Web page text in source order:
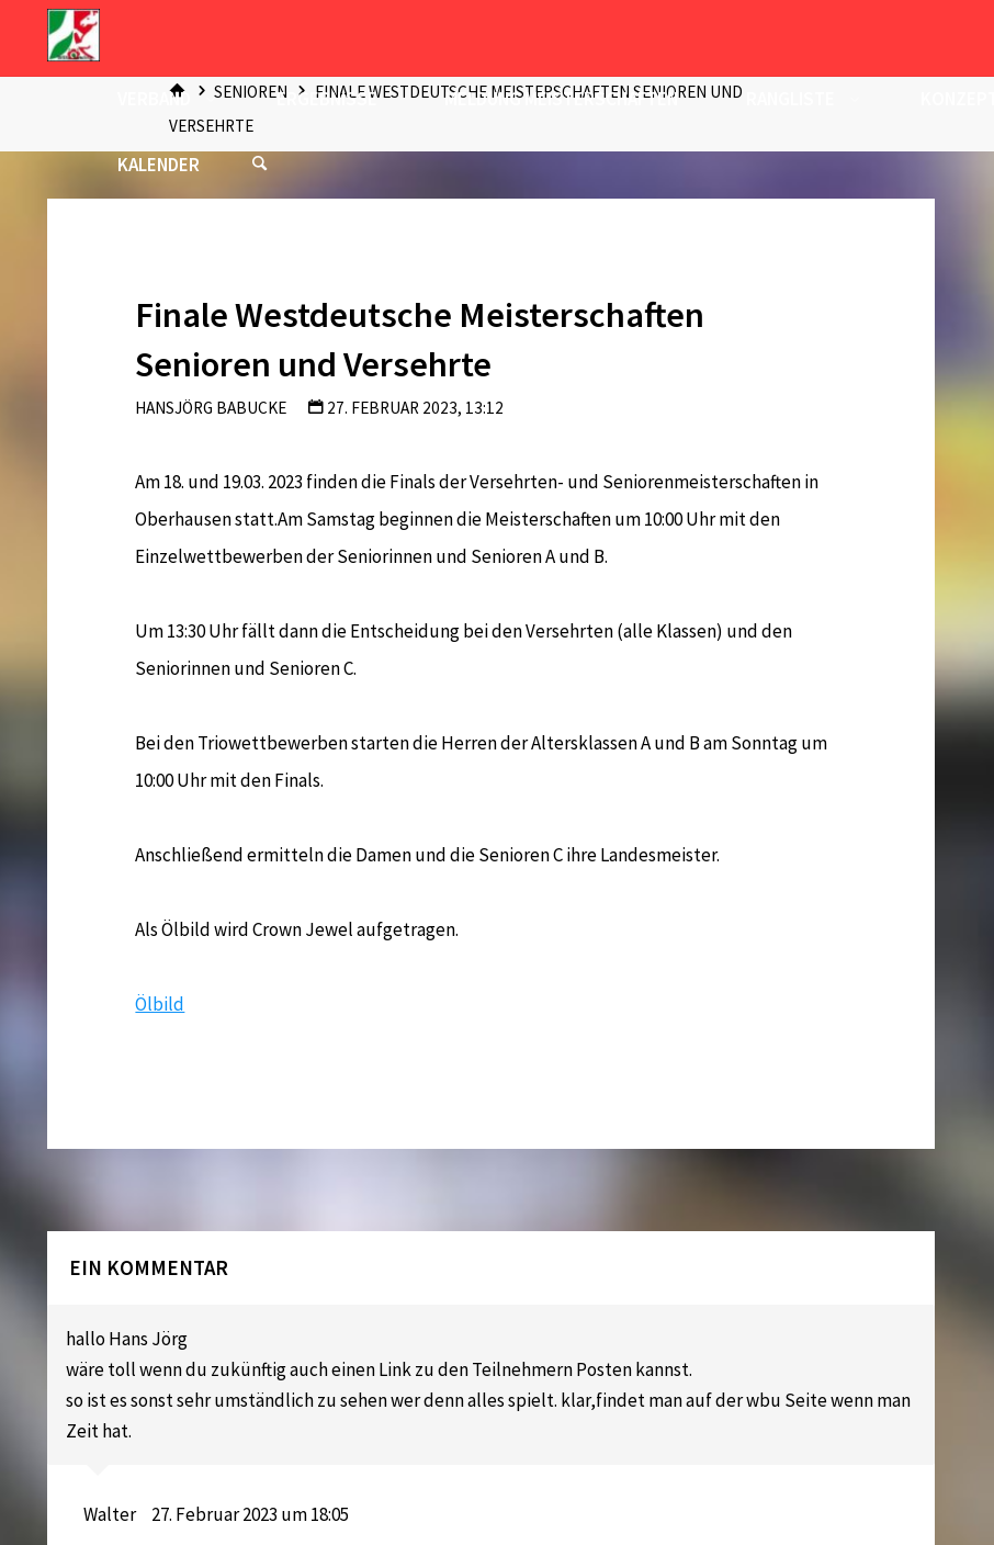
VERBAND ERGEBNISSE MELDUNG MEISTERSCHAFTEN
KALENDER
START
SENIOREN
FINALE WESTDEUTSCHE MEISTERSCHAFTEN SENIOREN UND
VERSEHRTE
Finale Westdeutsche Meisterschaften
Senioren und Versehrte
HANSJÖRG BABUCKE 27. FEBRUAR 2023, 13:12
Am 18. und 19.03. 2023 finden die Finals der Versehrten- und Seniorenmeisterschaften in
Oberhausen statt.Am Samstag beginnen die Meisterschaften um 10:00 Uhr mit den
Einzelwettbewerben der Seniorinnen und Senioren A und B.
Um 13:30 Uhr fällt dann die Entscheidung bei den Versehrten (alle Klassen) und den
Seniorinnen und Senioren C.
Bei den Triowettbewerben starten die Herren der Altersklassen A und B am Sonntag um
10:00 Uhr mit den Finals.
Anschließend ermitteln die Damen und die Senioren C ihre Landesmeister.
Als Ölbild wird Crown Jewel aufgetragen.
Ölbild
EIN KOMMENTAR
hallo Hans Jörg
wäre toll wenn du zukünftig auch einen Link zu den Teilnehmern Posten kannst.
so ist es sonst sehr umständlich zu sehen wer denn alles spielt. klar,findet man auf der wbu Seite wenn man
Zeit hat.
Walter 27. Februar 2023 um 18:05